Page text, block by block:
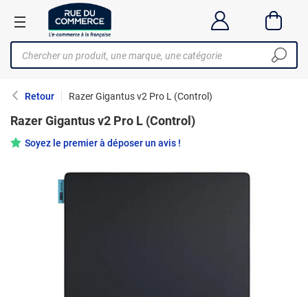
Retour Razer Gigantus v2 Pro L (Control)
Razer Gigantus v2 Pro L (Control)
Soyez le premier à déposer un avis !